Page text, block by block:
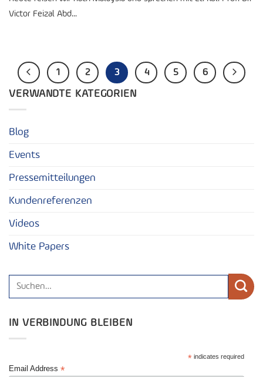
Victor Feizal Abd...
1 2 3 4 5 6
VERWANDTE KATEGORIEN
Blog
Events
Pressemitteilungen
Kundenreferenzen
Videos
White Papers
IN VERBINDUNG BLEIBEN
* indicates required
Email Address *